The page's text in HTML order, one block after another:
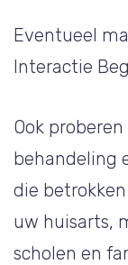
Eventueel
Interactie
Ook
behandeling
die
uw huisarts,
scholen en